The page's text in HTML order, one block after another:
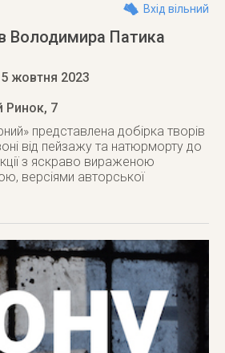
Вхід вільний
Володимира Патика
жовтня 2023
Ринок, 7
представлена добірка творів
від пейзажу та натюрморту до
з яскраво вираженою
версіями авторської